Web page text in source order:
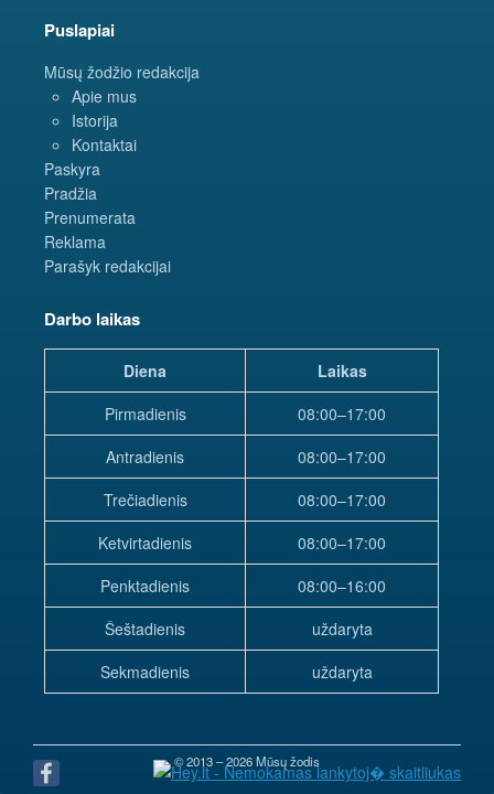
Puslapiai
Mūsų žodžio redakcija
Apie mus
Istorija
Kontaktai
Paskyra
Pradžia
Prenumerata
Reklama
Parašyk redakcijai
Darbo laikas
Diena
Laikas
Pirmadienis
08:00–17:00
Antradienis
08:00–17:00
Trečiadienis
08:00–17:00
Ketvirtadienis
08:00–17:00
Penktadienis
08:00–16:00
Šeštadienis
uždaryta
Sekmadienis
uždaryta
© 2013 – 2026 Mūsų žodis